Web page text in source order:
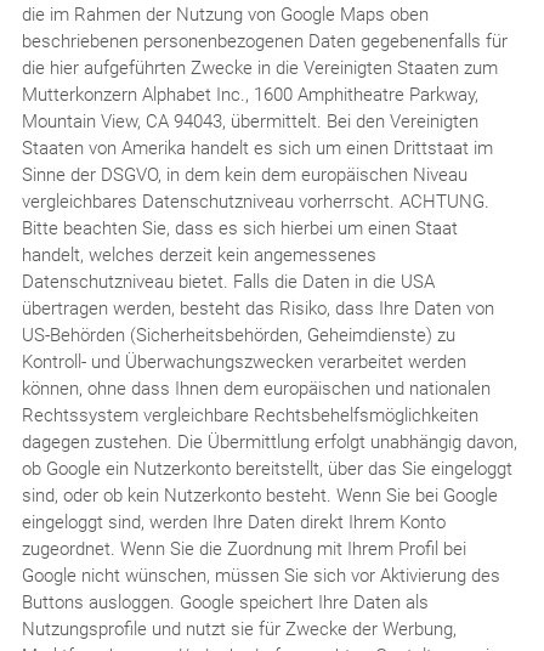
die im Rahmen der Nutzung von Google Maps oben
beschriebenen personenbezogenen Daten gegebenenfalls für
die hier aufgeführten Zwecke in die Vereinigten Staaten zum
Mutterkonzern Alphabet Inc., 1600 Amphitheatre Parkway,
Mountain View, CA 94043, übermittelt. Bei den Vereinigten
Staaten von Amerika handelt es sich um einen Drittstaat im
Sinne der DSGVO, in dem kein dem europäischen Niveau
vergleichbares Datenschutzniveau vorherrscht. ACHTUNG.
Bitte beachten Sie, dass es sich hierbei um einen Staat
handelt, welches derzeit kein angemessenes
Datenschutzniveau bietet. Falls die Daten in die USA
übertragen werden, besteht das Risiko, dass Ihre Daten von
US-Behörden (Sicherheitsbehörden, Geheimdienste) zu
Kontroll- und Überwachungszwecken verarbeitet werden
können, ohne dass Ihnen dem europäischen und nationalen
Rechtssystem vergleichbare Rechtsbehelfsmöglichkeiten
dagegen zustehen. Die Übermittlung erfolgt unabhängig davon,
ob Google ein Nutzerkonto bereitstellt, über das Sie eingeloggt
sind, oder ob kein Nutzerkonto besteht. Wenn Sie bei Google
eingeloggt sind, werden Ihre Daten direkt Ihrem Konto
zugeordnet. Wenn Sie die Zuordnung mit Ihrem Profil bei
Google nicht wünschen, müssen Sie sich vor Aktivierung des
Buttons ausloggen. Google speichert Ihre Daten als
Nutzungsprofile und nutzt sie für Zwecke der Werbung,